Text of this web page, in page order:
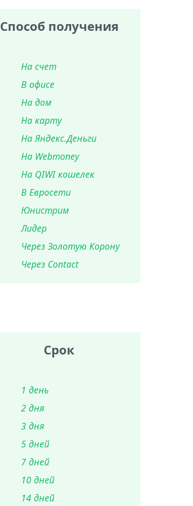
Способ получения
На счет
В офисе
На дом
На карту
На Яндекс.Деньги
На Webmoney
На QIWI кошелек
В Евросети
Юнистрим
Лидер
Через Золотую Корону
Через Contact
Срок
1 день
2 дня
3 дня
5 дней
7 дней
10 дней
14 дней